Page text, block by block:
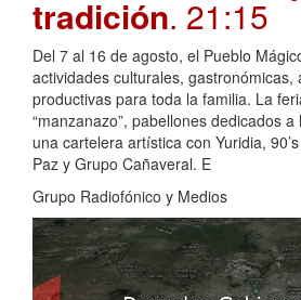
tradición. 21:15
Del 7 al 16 de agosto, el Pueblo
actividades culturales, gastronómicas,
productivas para toda la familia. La
“manzanazo”, pabellones dedicados
una cartelera artística con Yuridia,
Paz y Grupo Cañaveral. E
Grupo Radiofónico y Medios